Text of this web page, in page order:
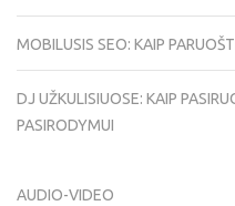
MOBILUSIS SEO: KAIP
DJ UŽKULISIUOSE: KAIP
PASIRODYMUI
AUDIO-VIDEO